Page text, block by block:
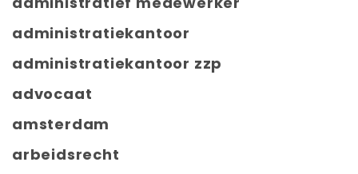
administratiekantoor
administratiekantoor zzp
advocaat
amsterdam
arbeidsrecht